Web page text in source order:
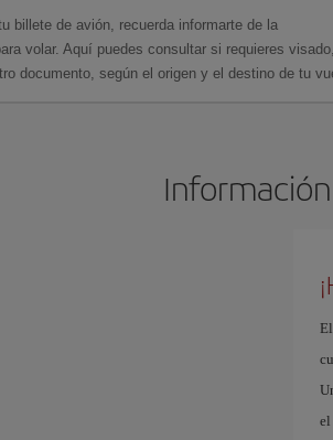
billete de avión, recuerda informarte de la
volar. Aquí puedes consultar si requieres visado,
documento, según el origen y el destino de tu
el